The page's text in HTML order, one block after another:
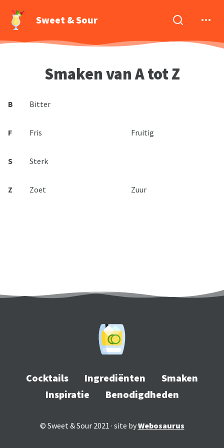
Sweet & Sour
Smaken van A tot Z
B Bitter
F Fris Fruitig
S Sterk
Z Zoet Zuur
Cocktails Ingrediënten
Smaken
Inspiratie
Benodigdheden
© Sweet & Sour 2021 · site byWebosaurus